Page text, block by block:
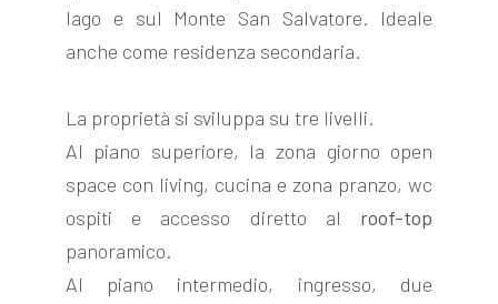
lago e sul Monte San Salvatore. Ideale
anche come residenza secondaria.
La proprietà si sviluppa su tre livelli.
Al piano superiore, la zona giorno open
space con living, cucina e zona pranzo, wc
ospiti e accesso diretto al roof-top
panoramico.
Al piano intermedio, ingresso, due